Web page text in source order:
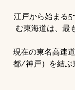
江戸から始まる
む東海道は、最
現在の東名高速
都/神戸）を結ぶ